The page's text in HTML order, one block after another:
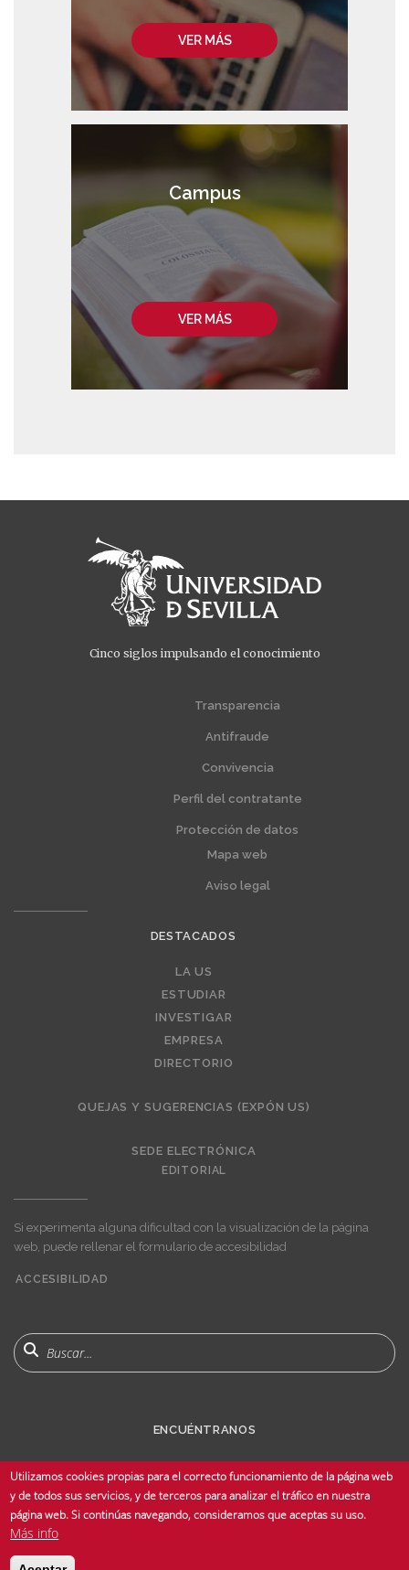
VER MÁS
VER MÁS
Campus
Cinco siglos impulsando el conocimiento
Transparencia
Antifraude
Convivencia
Perfil del contratante
Protección de datos
Mapa web
Aviso legal
DESTACADOS
LA US
ESTUDIAR
INVESTIGAR
EMPRESA
DIRECTORIO
QUEJAS Y SUGERENCIAS (EXPÓN US)
SEDE ELECTRÓNICA
EDITORIAL
Si experimenta alguna dificultad con la visualización de la página
web, puede rellenar el formulario de accesibilidad
menu
ACCESIBILIDAD
Buscar
ENCUÉNTRANOS
© Copyright 2025 Universidad de Sevilla - Todos los derechos reservados -
Utilizamos cookies propias para el correcto funcionamiento de la página web
y de todos sus servicios, y de terceros para analizar el tráfico en nuestra
página web. Si continúas navegando, consideramos que aceptas su uso.
Más info